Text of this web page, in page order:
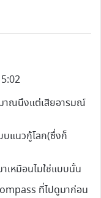
าณนึงแต่เสียอารมณ์
บแนวกู้โลก(ซึ่งก็
เหมือนไมใ่ช่แบบนั้น
ที่ไปดูมาก่อน